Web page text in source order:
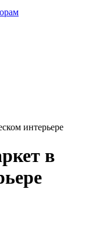
интерьере
в